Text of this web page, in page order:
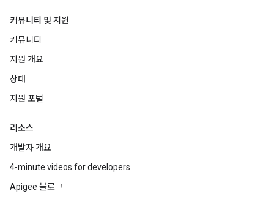
커뮤니티 및 지원
커뮤니티
지원 개요
상태
지원 포털
리소스
개발자 개요
4-minute videos for developers
Apigee 블로그